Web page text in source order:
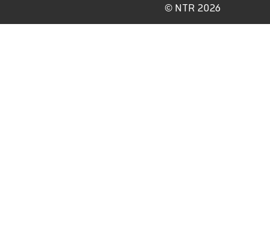
© NTR 2026